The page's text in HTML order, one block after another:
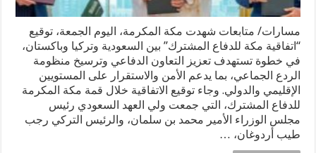
مسارات/ متابعات شهدت مكة المكرمة، اليوم الجمعة، توقيع
“اتفاقية مكة للدفاع المشترك” بين السعودية وتركيا وباكستان،
في خطوة تستهدف تعزيز التعاون الدفاعي وترسيخ منظومة
الردع الجماعي، بما يدعم الأمن والاستقرار على المستويين
الإقليمي والدولي. وجاء توقيع الاتفاقية خلال قمة مكة المكرمة
للدفاع المشترك، التي جمعت ولي العهد السعودي رئيس
مجلس الوزراء الأمير محمد بن سلمان، والرئيس التركي رجب
طيب أردوغان، …